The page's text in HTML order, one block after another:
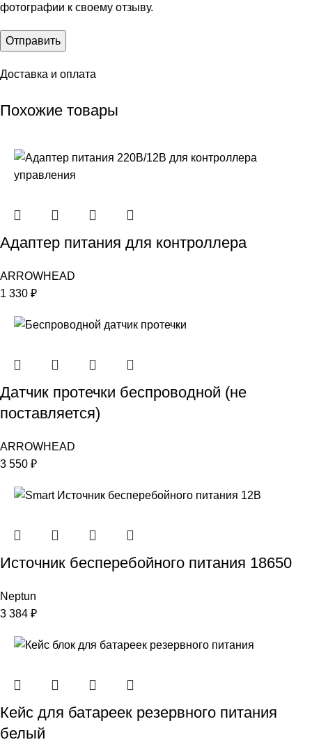
фотографии к своему отзыву.
Доставка и оплата
Похожие товары
Адаптер питания для контроллера
ARROWHEAD
1 330 ₽
Датчик протечки беспроводной (не
поставляется)
ARROWHEAD
3 550 ₽
Источник бесперебойного питания 18650
Neptun
3 384 ₽
Кейс для батареек резервного питания
белый